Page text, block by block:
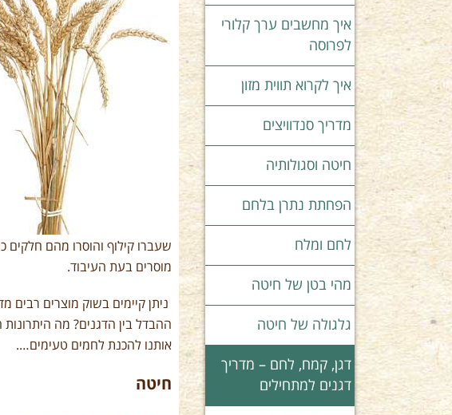
איך מחשבים ערך קלורי
לפרוסה
איך לקרוא תווית מזון
מדריך סנדוויצים
חיטה וסגולותיה
הפחתת נתרן בלחם
לחם ומלח
מהי בטן של חיטה
גלגולה של חיטה
דגן, קמח, לחם – מדריך
דגנים למתחילים
שעברו קילוף והוסרו מהם חלקים
מוסרים בעת העיבוד.
ניתן קיימים בשוק מוצרים רבים
ההבדל בין הדגנים? מה
אותנו להכנת לחמים טעימים….
חיטה